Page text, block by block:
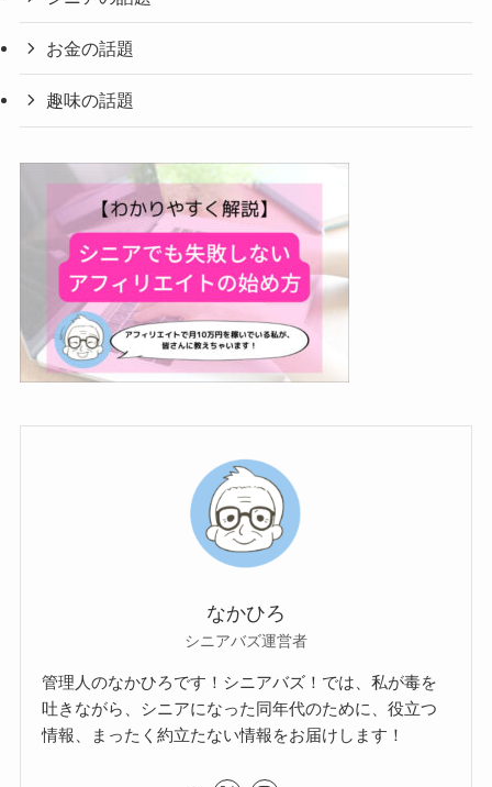
お金の話題
趣味の話題
なかひろ
シニアバズ運営者
管理人のなかひろです！シニアバズ！では、私が毒を
吐きながら、シニアになった同年代のために、役立つ
情報、まったく約立たない情報をお届けします！